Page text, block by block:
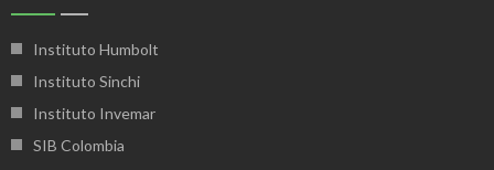
Instituto Humbolt
Instituto Sinchi
Instituto Invemar
SIB Colombia